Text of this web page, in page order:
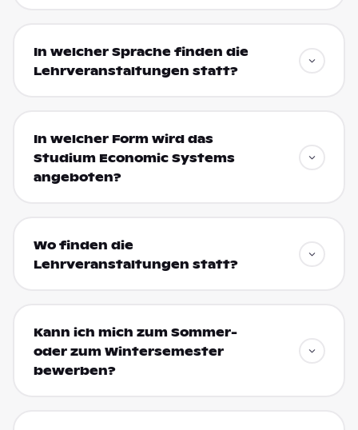
In welcher Sprache finden die
Lehrveranstaltungen statt?
In welcher Form wird das
Studium Economic Systems
angeboten?
Wo finden die
Lehrveranstaltungen statt?
Kann ich mich zum Sommer-
oder zum Wintersemester
bewerben?